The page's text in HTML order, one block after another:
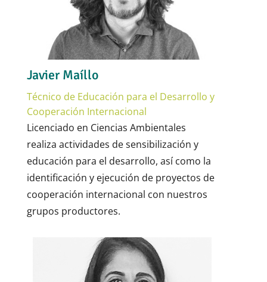
Javier Maíllo
Técnico de Educación para el Desarrollo y
Cooperación Internacional
Licenciado en Ciencias Ambientales
realiza actividades de sensibilización y
educación para el desarrollo, así como la
identificación y ejecución de proyectos de
cooperación internacional con nuestros
grupos productores.